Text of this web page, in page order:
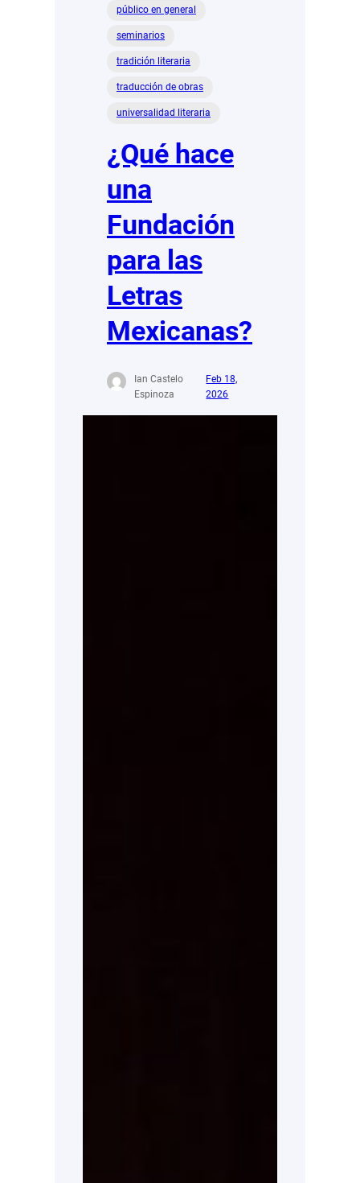
público en general
seminarios
tradición literaria
traducción de obras
universalidad literaria
¿Qué hace
una
Fundación
para las
Letras
Mexicanas?
Ian Castelo
Espinoza
Feb 18,
2026